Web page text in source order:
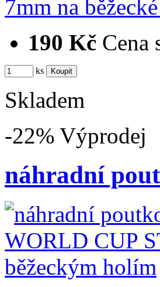
190 Kč Cena
ks
Skladem
-22% Výprodej
náhradní